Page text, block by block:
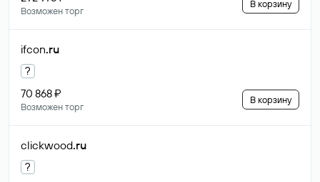
Возможен торг
В корзину
ifcon.ru
?
70 868 ₽
Возможен торг
В корзину
clickwood.ru
?